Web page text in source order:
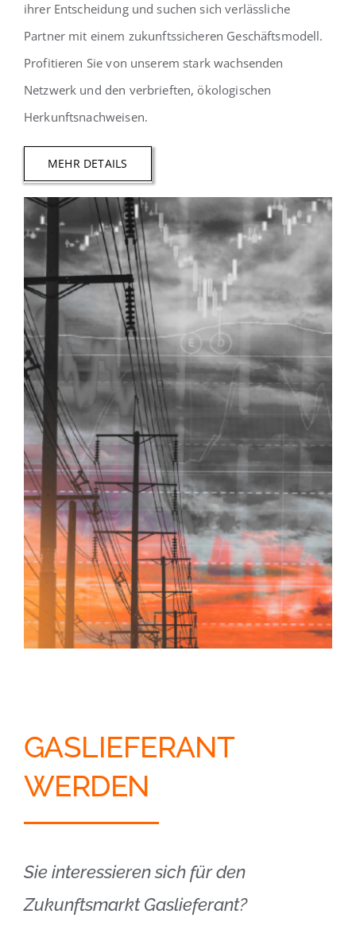
ihrer Entscheidung und suchen sich verlässliche
Partner mit einem zukunftssicheren Geschäftsmodell.
Profitieren Sie von unserem stark wachsenden
Netzwerk und den verbrieften, ökologischen
Herkunftsnachweisen.
MEHR DETAILS
GASLIEFERANT
WERDEN
Sie interessieren sich für den
Zukunftsmarkt Gaslieferant?